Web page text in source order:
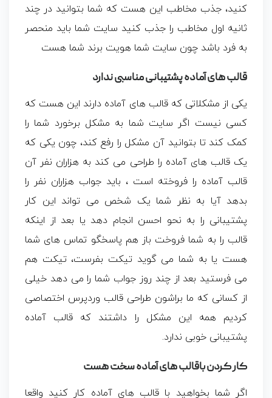
کنید، جذب مخاطب این هست که شما بتوانید در چند
ثانیه اول مخاطب را جذب کنید سایت شما باید منحصر
به فرد باشد چون سایت شما هویت برند شما هست
قالب های آماده پشتیبانی مناسبی ندارد
یکی از مشکلاتی که قالب های آماده دارند این هست که
کسی نیست اگر سایت شما به مشکل برخورد شما را
کمک کند تا بتوانید آن مشکل را رفع کند، چون یکی که
یک قالب های آماده را طراحی می کند به هزاران نفر آن
قالب آماده را فروخته است ، باید جواب هزاران نفر را
بدهد آیا به نظر شما یک شخص می تواند این کار
پشتیبانی را به نحو احسن انجام دهد یا بعد از اینکه
قالب را به شما فروخت باز هم پاسخگو تماس های شما
هست یا به شما می گوید تیکت بفرست، تیکت هم
می فرستید بعد از چند روز جواب شما را می دهد خیلی
از کسانی که ما براشون طراحی قالب وردپرس اختصاصی
کردیم همه این مشکل را داشتند که قالب آماده
پشتیبانی خوبی ندارد.
کار کردن باقالب های آماده سخت هست
اگر شما بخواهید با قالب های آماده کار کنید واقعا